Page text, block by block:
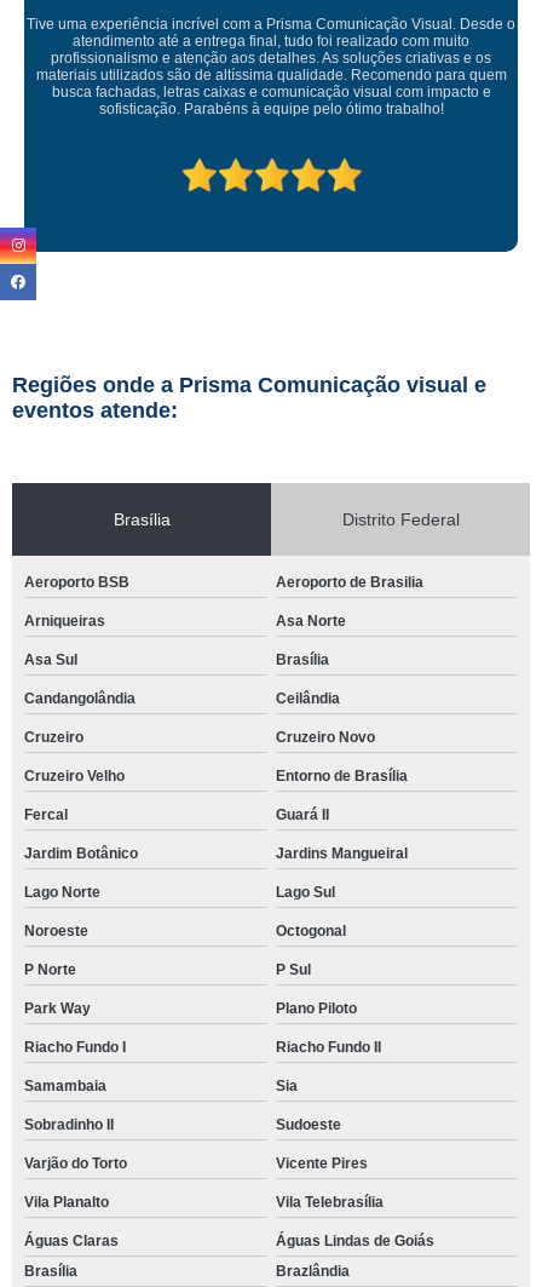
Empresa maravilhosa, entregue antes do prazo e a instalação da lona
ficou perfeita, indico de olhos fechados
Regiões onde a Prisma Comunicação visual e
eventos atende:
Brasília Distrito Federal
Aeroporto BSB Aeroporto de Brasilia
Arniqueiras Asa Norte
Asa Sul Brasília
Candangolândia Ceilândia
Cruzeiro Cruzeiro Novo
Cruzeiro Velho Entorno de Brasília
Fercal Guará II
Jardim Botânico Jardins Mangueiral
Lago Norte Lago Sul
Noroeste Octogonal
P Norte P Sul
Park Way Plano Piloto
Riacho Fundo I Riacho Fundo II
Samambaia Sia
Sobradinho II Sudoeste
Varjão do Torto Vicente Pires
Vila Planalto Vila Telebrasília
Águas Claras
Águas Lindas de Goiás
Brasília
Brazlândia